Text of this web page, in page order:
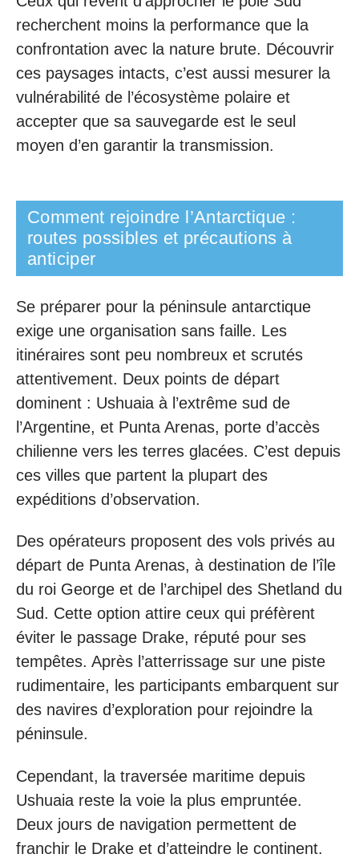
recherchent moins la performance que la
confrontation avec la nature brute. Découvrir
ces paysages intacts, c’est aussi mesurer la
vulnérabilité de l’écosystème polaire et
accepter que sa sauvegarde est le seul
moyen d’en garantir la transmission.
Comment rejoindre l’Antarctique :
routes possibles et précautions à
anticiper
Se préparer pour la péninsule antarctique
exige une organisation sans faille. Les
itinéraires sont peu nombreux et scrutés
attentivement. Deux points de départ
dominent : Ushuaia à l’extrême sud de
l’Argentine, et Punta Arenas, porte d’accès
chilienne vers les terres glacées. C’est depuis
ces villes que partent la plupart des
expéditions d’observation.
Des opérateurs proposent des vols privés au
départ de Punta Arenas, à destination de l’île
du roi George et de l’archipel des Shetland du
Sud. Cette option attire ceux qui préfèrent
éviter le passage Drake, réputé pour ses
tempêtes. Après l’atterrissage sur une piste
rudimentaire, les participants embarquent sur
des navires d’exploration pour rejoindre la
péninsule.
Cependant, la traversée maritime depuis
Ushuaia reste la voie la plus empruntée.
Deux jours de navigation permettent de
franchir le Drake et d’atteindre le continent.